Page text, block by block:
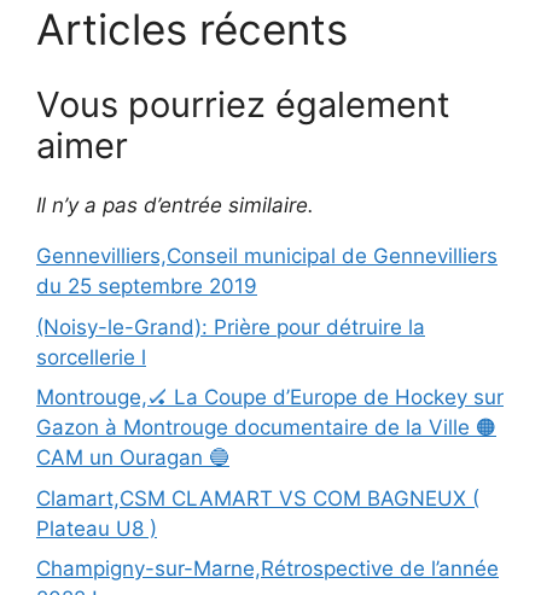
Articles récents
Vous pourriez également
aimer
Il n’y a pas d’entrée similaire.
Gennevilliers,Conseil municipal de Gennevilliers
du 25 septembre 2019
(Noisy-le-Grand): Prière pour détruire la
sorcellerie l
Montrouge,🏑 La Coupe d’Europe de Hockey sur
Gazon à Montrouge documentaire de la Ville 🟠
CAM un Ouragan 🔵
Clamart,CSM CLAMART VS COM BAGNEUX (
Plateau U8 )
Champigny-sur-Marne,Rétrospective de l’année